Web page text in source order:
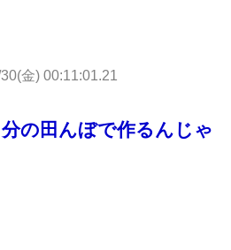
金) 00:11:01.21
の田んぼで作るんじゃ